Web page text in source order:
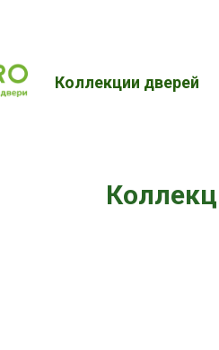
Коллекции дверей